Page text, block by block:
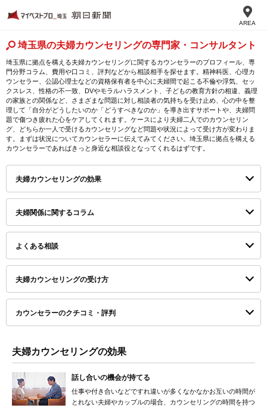
AREA
埼玉県の夫婦カウンセリングの専門家・コンサルタント
埼玉県に拠点を構える夫婦カウンセリングに関するカウンセラーのプロフィール、専
門分野コラム、費用や口コミ、評判などから相談相手を探せます。精神科医、心理カ
ウンセラー、公認心理士などの資格保有者を中心に夫婦間で起こる不倫や浮気、セッ
クスレス、性格の不一致、DVやモラルハラスメント、子どもの教育方針の相違、義理
の家族との関係など、さまざまな問題に対し相談者の気持ちを受け止め、心の中を整
理して「自分がどうしたいのか「どうすべきなのか」を導き出すサポートや、夫婦問
題で傷つき疲れた心をケアしてくれます。ケースにより夫婦二人でのカウンセリン
グ、どちらか一人で受けるカウンセリングなど問題や状況によって受け方が変わりま
す。まずは状況についてカウンセラーに伝えてみてください。埼玉県に拠点を構える
カウンセラーであればきっと身近な相談役となってくれるはずです。
夫婦カウンセリングの効果
夫婦関係に関するコラム
よくある相談
夫婦カウンセリングの受け方
カウンセラーのクチコミ・評判
夫婦カウンセリングの効果
話し合いの機会が持てる
仕事や付き合いなどですれ違いが多くなかなかお互いの時間が
とれない夫婦やカップルの場合、カウンセリングの時間を持つ